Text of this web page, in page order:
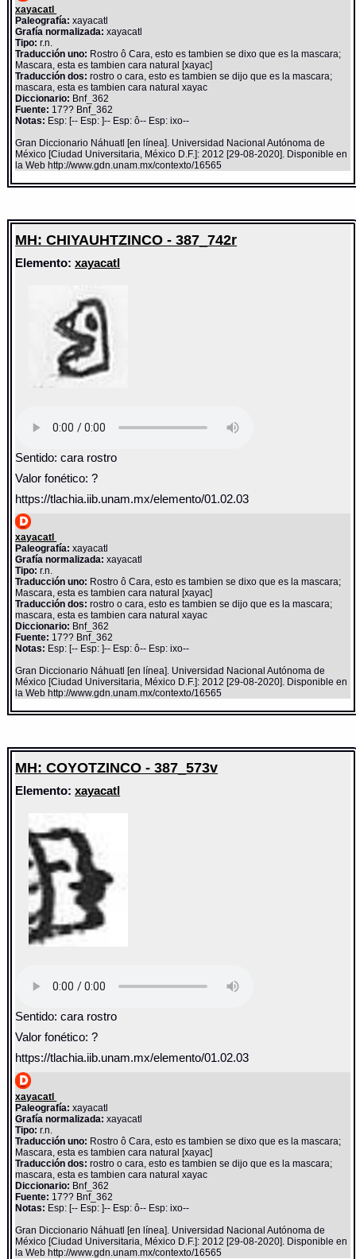
xayacatl
Paleografía: xayacatl
Grafía normalizada: xayacatl
Tipo: r.n.
Traducción uno: Rostro ô Cara, esto es tambien se dixo que es la mascara;
Mascara, esta es tambien cara natural [xayac]
Traducción dos: rostro o cara, esto es tambien se dijo que es la mascara;
mascara, esta es tambien cara natural xayac
Diccionario: Bnf_362
Fuente: 17?? Bnf_362
Notas: Esp: [-- Esp: ]-- Esp: ô-- Esp: ixo--
Gran Diccionario Náhuatl [en línea]. Universidad Nacional Autónoma de
México [Ciudad Universitaria, México D.F.]: 2012 [29-08-2020]. Disponible en
la Web http://www.gdn.unam.mx/contexto/16565
MH: CHIYAUHTZINCO - 387_742r
Elemento:xayacatl
Sentido: cara rostro
Valor fonético: ?
https://tlachia.iib.unam.mx/elemento/01.02.03
xayacatl
Paleografía: xayacatl
Grafía normalizada: xayacatl
Tipo: r.n.
Traducción uno: Rostro ô Cara, esto es tambien se dixo que es la mascara;
Mascara, esta es tambien cara natural [xayac]
Traducción dos: rostro o cara, esto es tambien se dijo que es la mascara;
mascara, esta es tambien cara natural xayac
Diccionario: Bnf_362
Fuente: 17?? Bnf_362
Notas: Esp: [-- Esp: ]-- Esp: ô-- Esp: ixo--
Gran Diccionario Náhuatl [en línea]. Universidad Nacional Autónoma de
México [Ciudad Universitaria, México D.F.]: 2012 [29-08-2020]. Disponible en
la Web http://www.gdn.unam.mx/contexto/16565
MH: COYOTZINCO - 387_573v
Elemento:xayacatl
Sentido: cara rostro
Valor fonético: ?
https://tlachia.iib.unam.mx/elemento/01.02.03
xayacatl
Paleografía: xayacatl
Grafía normalizada: xayacatl
Tipo: r.n.
Traducción uno: Rostro ô Cara, esto es tambien se dixo que es la mascara;
Mascara, esta es tambien cara natural [xayac]
Traducción dos: rostro o cara, esto es tambien se dijo que es la mascara;
mascara, esta es tambien cara natural xayac
Diccionario: Bnf_362
Fuente: 17?? Bnf_362
Notas: Esp: [-- Esp: ]-- Esp: ô-- Esp: ixo--
Gran Diccionario Náhuatl [en línea]. Universidad Nacional Autónoma de
México [Ciudad Universitaria, México D.F.]: 2012 [29-08-2020]. Disponible en
la Web http://www.gdn.unam.mx/contexto/16565